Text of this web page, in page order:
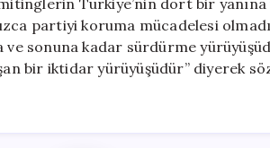
Türkiye’nin dört bir
partiyi koruma mücadelesi
sonuna kadar sürdürme
bir iktidar yürüyüşüdür” diyerek